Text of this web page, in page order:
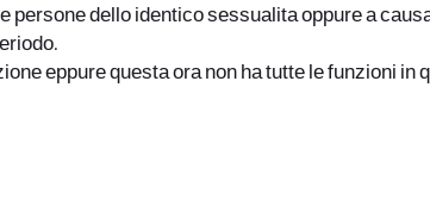
persone dello identico sessualita oppure a
eppure questa ora non ha tutte le funzioni